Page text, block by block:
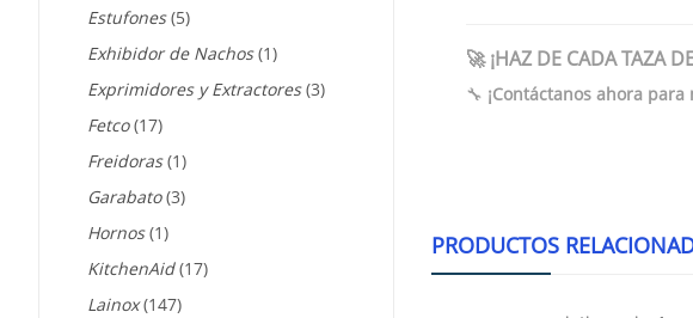
Estufones (5)
Exhibidor de Nachos (1)
Exprimidores y Extractores (3)
Fetco (17)
Freidoras (1)
Garabato (3)
Hornos (1)
KitchenAid (17)
Lainox (147)
🚀 ¡HAZ DE CADA TAZA
🔧 ¡Contáctanos ahora
PRODUCTOS